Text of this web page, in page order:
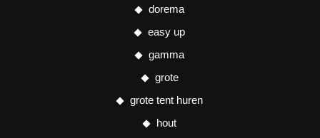
dorema
easy up
gamma
grote
grote tent huren
hout